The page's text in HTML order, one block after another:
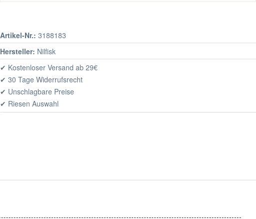
Artikel-Nr.: 3188183
Hersteller: Nilfisk
✔ Kostenloser Versand ab 29€
✔ 30 Tage Widerrufsrecht
✔ Unschlagbare Preise
✔ Riesen Auswahl